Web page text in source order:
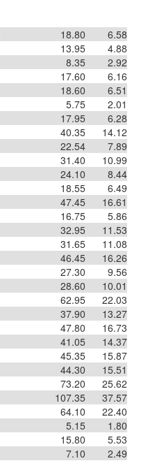
18.80
6.58
13.95
4.88
8.35
2.92
17.60
6.16
18.60
6.51
5.75
2.01
17.95
6.28
40.35
14.12
22.54
7.89
31.40
10.99
24.10
8.44
18.55
6.49
47.45
16.61
16.75
5.86
32.95
11.53
31.65
11.08
46.45
16.26
27.30
9.56
28.60
10.01
62.95
22.03
37.90
13.27
47.80
16.73
41.05
14.37
45.35
15.87
44.30
15.51
73.20
25.62
107.35
37.57
64.10
22.40
5.15
1.80
15.80
5.53
7.10
2.49